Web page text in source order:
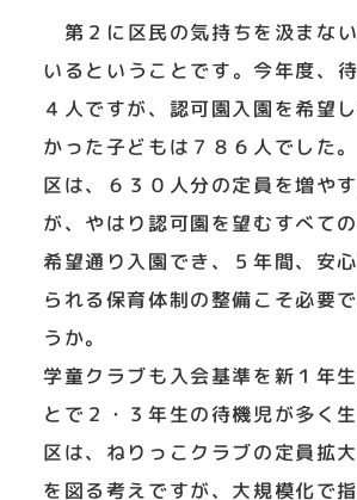
第２に区民の気持ちを汲まな
いるということです。今年度、
４人ですが、認可園入園を希望
かった子どもは７８６人でした。
区は、６３０人分の定員を増や
が、やはり認可園を望むすべて
希望通り入園でき、５年間、安
られる保育体制の整備こそ必要
うか。
学童クラブも入会基準を新１年
とで２・３年生の待機児が多く生
区は、ねりっこクラブの定員拡
を図る考えですが、大規模化で